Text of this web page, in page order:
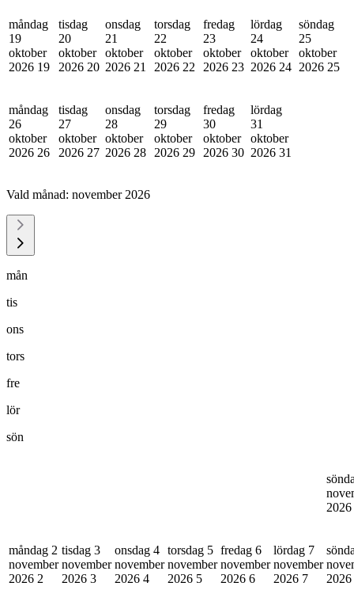
måndag
19
oktober
2026 19
tisdag
20
oktober
2026 20
onsdag
21
oktober
2026 21
torsdag
22
oktober
2026 22
fredag
23
oktober
2026 23
lördag
24
oktober
2026 24
söndag
25
oktober
2026 25
måndag
26
oktober
2026 26
tisdag
27
oktober
2026 27
onsdag
28
oktober
2026 28
torsdag
29
oktober
2026 29
fredag
30
oktober
2026 30
lördag
31
oktober
2026 31
Vald månad: november 2026
mån
tis
ons
tors
fre
lör
sön
2026
måndag 2
november
2026 2
tisdag 3
november
2026 3
onsdag 4
november
2026 4
torsdag 5
november
2026 5
fredag 6
november
2026 6
lördag 7
november
2026 7
2026